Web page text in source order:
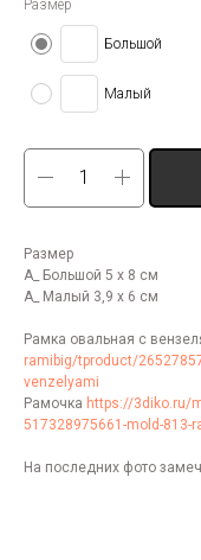
Размер
Большой
Малый
Размер
А_ Большой 5 х 8 см
А_ Малый 3,9 х 6 см
Рамка овальная с
ramibig/tproduct/
venzelyami
Рамочка https://3diko.ru/
517328975661-mold-813-
На последних фото